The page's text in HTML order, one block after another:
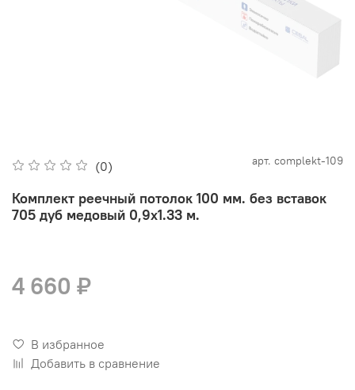
(0) арт. complekt-109
Комплект реечный потолок 100 мм. без вставок
705 дуб медовый 0,9х1.33 м.
4 660 ₽
В избранное
Добавить в сравнение